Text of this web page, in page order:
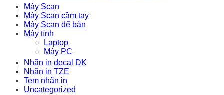
Máy Scan
Máy Scan cầm tay
Máy Scan để bàn
Máy tính
Laptop
Máy PC
Nhãn in decal DK
Nhãn in TZE
Tem nhãn in
Uncategorized